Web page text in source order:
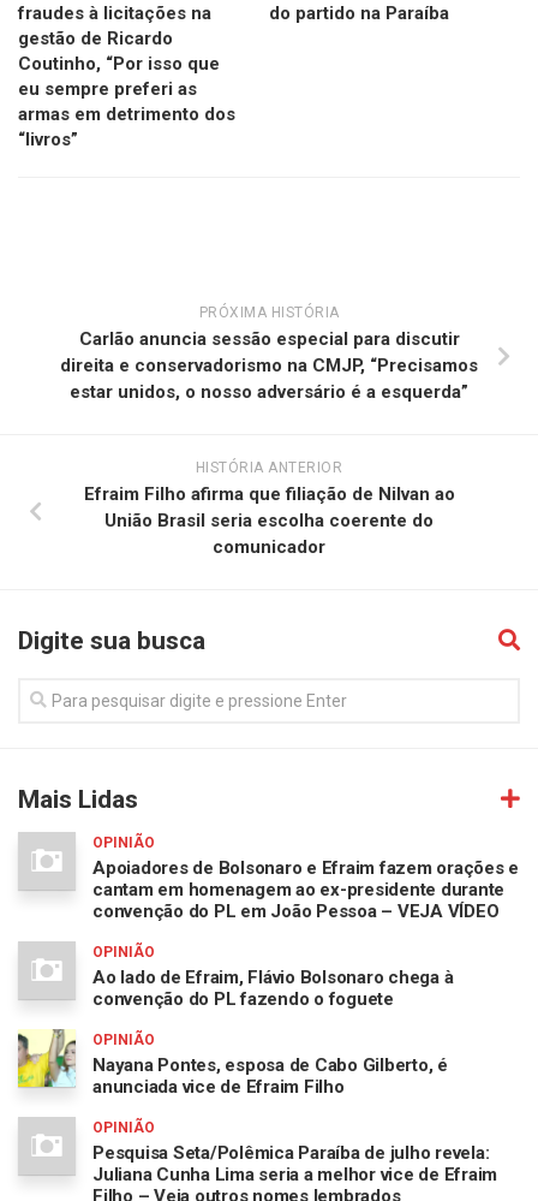
fraudes à licitações na
gestão de Ricardo
Coutinho, “Por isso que
eu sempre preferi as
armas em detrimento dos
“livros”
do partido na Paraíba
PRÓXIMA HISTÓRIA
Carlão anuncia sessão especial para discutir
direita e conservadorismo na CMJP, “Precisamos
estar unidos, o nosso adversário é a esquerda”
HISTÓRIA ANTERIOR
Efraim Filho afirma que filiação de Nilvan ao
União Brasil seria escolha coerente do
comunicador
Digite sua busca
Mais Lidas
OPINIÃO
Apoiadores de Bolsonaro e Efraim fazem orações e
cantam em homenagem ao ex-presidente durante
convenção do PL em João Pessoa – VEJA VÍDEO
OPINIÃO
Ao lado de Efraim, Flávio Bolsonaro chega à
convenção do PL fazendo o foguete
OPINIÃO
Nayana Pontes, esposa de Cabo Gilberto, é
anunciada vice de Efraim Filho
OPINIÃO
Pesquisa Seta/Polêmica Paraíba de julho revela:
Juliana Cunha Lima seria a melhor vice de Efraim
Filho – Veja outros nomes lembrados